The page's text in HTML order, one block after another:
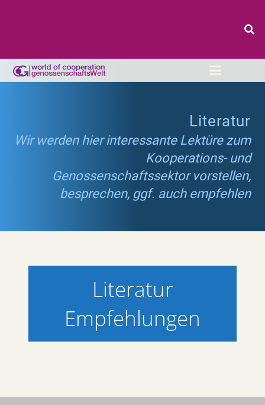
Literatur
Wir werden hier interessante Lektüre zum
Kooperations- und
Genossenschaftssektor vorstellen,
besprechen, ggf. auch empfehlen
Literatur
Empfehlungen